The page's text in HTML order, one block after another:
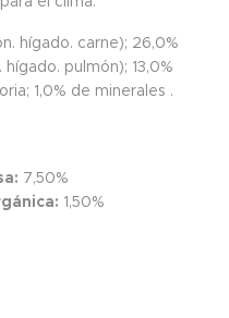
hígado. carne); 26,0%
pulmón); 13,0%
1,0% de minerales .
7,50%
1,50%